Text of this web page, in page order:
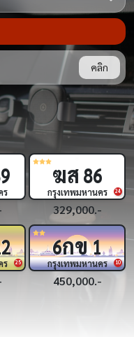
คลิก
ร
กฌ444
กรุงเทพมหานคร
269,000.-
ร
2ขย555
กรุงเทพมหานคร
319,000.-